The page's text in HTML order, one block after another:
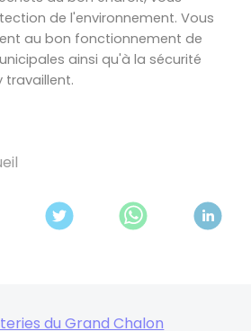
de l'environnement. Vous
au bon fonctionnement de
ainsi qu'à la sécurité
travaillent.
du Grand Chalon